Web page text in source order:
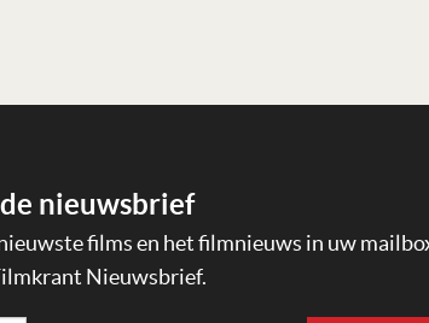
nieuwsbrief
films en het filmnieuws in uw
Nieuwsbrief.